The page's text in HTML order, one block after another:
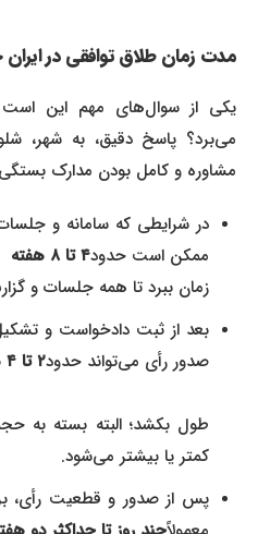
مدت زمان طلاق توافقی در ایران
یکی از سوال‌های مهم این است
می‌برد؟ پاسخ دقیق، به شهر،
مشاوره و کامل بودن مدارک بستگی
در شرایطی که سامانه و جلسات
ممکن است حدود۴ تا ۸ هفته
زمان ببرد تا همه جلسات و
بعد از ثبت دادخواست و تشکیل
صدور رأی می‌تواند حدود۲ تا ۴ هفته
طول بکشد؛ البته بسته به حجم
کمتر یا بیشتر می‌شود.
پس از صدور و قطعیت رأی، برای